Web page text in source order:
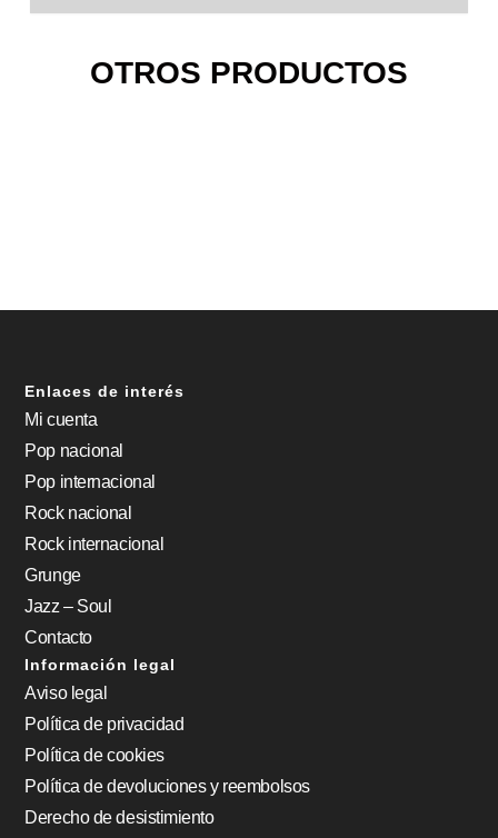
OTROS PRODUCTOS
Enlaces de interés
Mi cuenta
Pop nacional
Pop internacional
Rock nacional
Rock internacional
Grunge
Jazz – Soul
Contacto
Información legal
Aviso legal
Política de privacidad
Política de cookies
Política de devoluciones y reembolsos
Derecho de desistimiento